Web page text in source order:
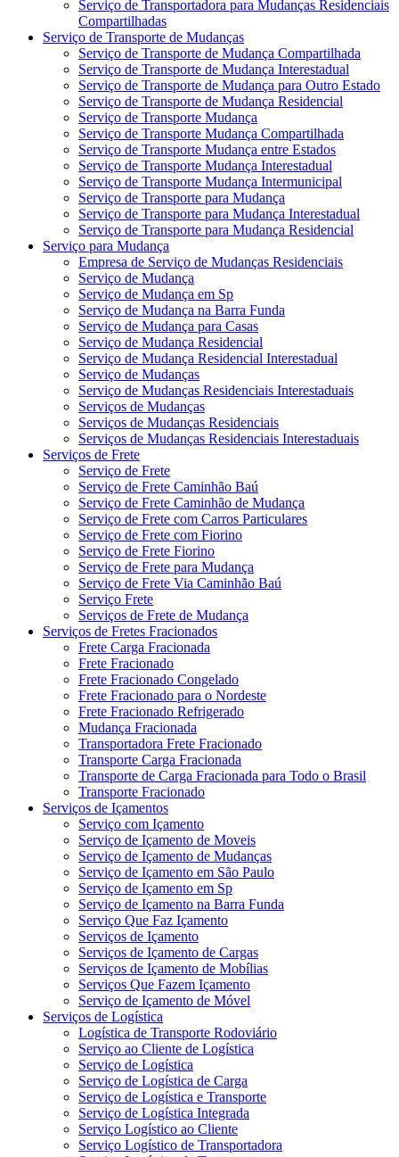
Serviço de Transportadora para Mudanças Residenciais
Compartilhadas
Serviço de Transporte de Mudanças
Serviço de Transporte de Mudança Compartilhada
Serviço de Transporte de Mudança Interestadual
Serviço de Transporte de Mudança para Outro Estado
Serviço de Transporte de Mudança Residencial
Serviço de Transporte Mudança
Serviço de Transporte Mudança Compartilhada
Serviço de Transporte Mudança entre Estados
Serviço de Transporte Mudança Interestadual
Serviço de Transporte Mudança Intermunicipal
Serviço de Transporte para Mudança
Serviço de Transporte para Mudança Interestadual
Serviço de Transporte para Mudança Residencial
Serviço para Mudança
Empresa de Serviço de Mudanças Residenciais
Serviço de Mudança
Serviço de Mudança em Sp
Serviço de Mudança na Barra Funda
Serviço de Mudança para Casas
Serviço de Mudança Residencial
Serviço de Mudança Residencial Interestadual
Serviço de Mudanças
Serviço de Mudanças Residenciais Interestaduais
Serviços de Mudanças
Serviços de Mudanças Residenciais
Serviços de Mudanças Residenciais Interestaduais
Serviços de Frete
Serviço de Frete
Serviço de Frete Caminhão Baú
Serviço de Frete Caminhão de Mudança
Serviço de Frete com Carros Particulares
Serviço de Frete com Fiorino
Serviço de Frete Fiorino
Serviço de Frete para Mudança
Serviço de Frete Via Caminhão Baú
Serviço Frete
Serviços de Frete de Mudança
Serviços de Fretes Fracionados
Frete Carga Fracionada
Frete Fracionado
Frete Fracionado Congelado
Frete Fracionado para o Nordeste
Frete Fracionado Refrigerado
Mudança Fracionada
Transportadora Frete Fracionado
Transporte Carga Fracionada
Transporte de Carga Fracionada para Todo o Brasil
Transporte Fracionado
Serviços de Içamentos
Serviço com Içamento
Serviço de Içamento de Moveis
Serviço de Içamento de Mudanças
Serviço de Içamento em São Paulo
Serviço de Içamento em Sp
Serviço de Içamento na Barra Funda
Serviço Que Faz Içamento
Serviços de Içamento
Serviços de Içamento de Cargas
Serviços de Içamento de Mobílias
Serviços Que Fazem Içamento
Serviço de Içamento de Móvel
Serviços de Logística
Logística de Transporte Rodoviário
Serviço ao Cliente de Logística
Serviço de Logística
Serviço de Logística de Carga
Serviço de Logística e Transporte
Serviço de Logística Integrada
Serviço Logístico ao Cliente
Serviço Logístico de Transportadora